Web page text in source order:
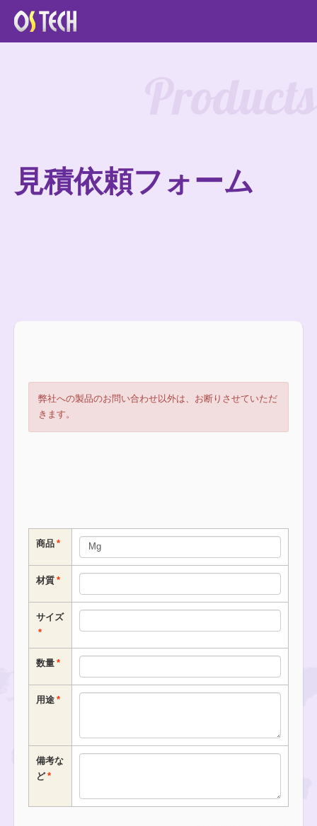
見積依頼フォーム
弊社への製品のお問い合わせ以外は、お断りさせていただ
きます。
商品
材質
サイズ
数量
用途
備考な
ど